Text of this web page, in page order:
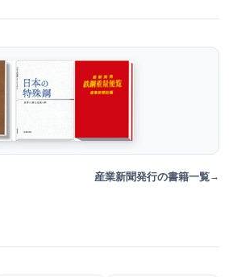
産業新聞発行の書籍一覧